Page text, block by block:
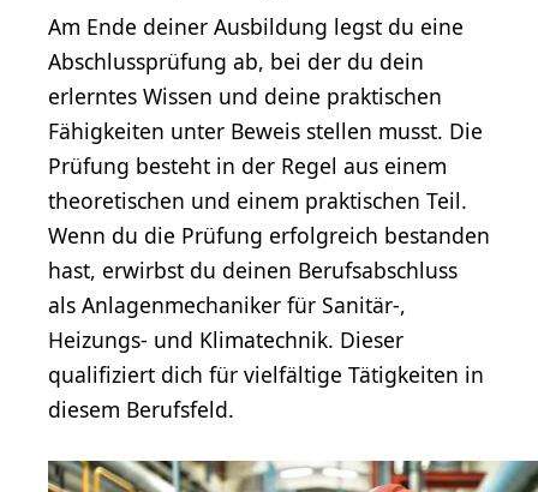
Am Ende deiner Ausbildung legst du eine
Abschlussprüfung ab, bei der du dein
erlerntes Wissen und deine praktischen
Fähigkeiten unter Beweis stellen musst. Die
Prüfung besteht in der Regel aus einem
theoretischen und einem praktischen Teil.
Wenn du die Prüfung erfolgreich bestanden
hast, erwirbst du deinen Berufsabschluss
als Anlagenmechaniker für Sanitär-,
Heizungs- und Klimatechnik. Dieser
qualifiziert dich für vielfältige Tätigkeiten in
diesem Berufsfeld.